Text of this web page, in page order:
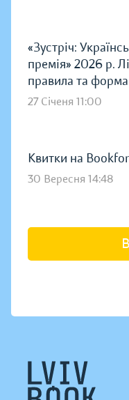
«Зустріч:
премія» 2026 р.
правила та
27 Січеня 11:00
Квитки на
30 Вересня 14:48